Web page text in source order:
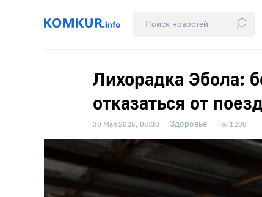
Лихорадка Эбола:
отказаться от
30 Мая 2026, 08:30 Здоровье 1200